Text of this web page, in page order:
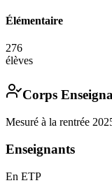
Élémentaire
276
élèves
Corps
Mesuré à la rentrée
Enseignants
En ETP